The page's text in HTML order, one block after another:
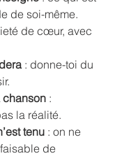
de soi-même.
de cœur, avec
: donne-toi du
chanson :
la réalité.
tenu : on ne
de